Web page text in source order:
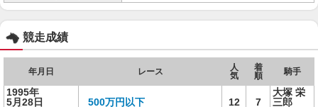
競走成績
年月日 レース
人
気
着
順
騎手
1995年
5月28日
500万円以下 12 7
大塚 栄
三郎